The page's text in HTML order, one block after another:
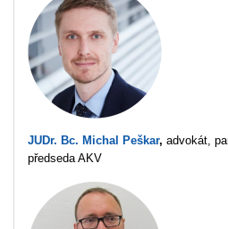
JUDr. Bc. Michal Peškar, advokát,
předseda AKV